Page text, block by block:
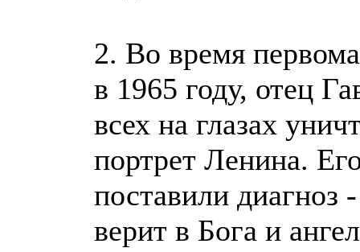
2. Во время
в 1965 году, отец
всех на глазах
портрет Ленина.
поставили диагноз
верит в Бога и